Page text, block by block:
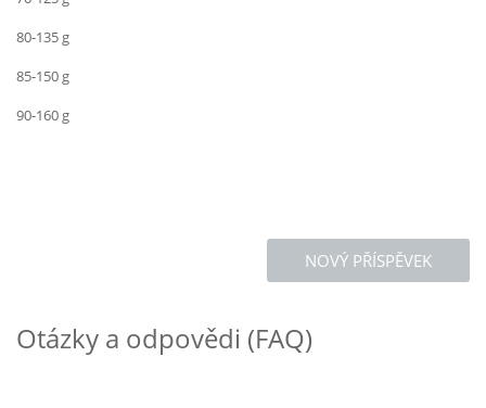
80-135 g
85-150 g
90-160 g
NOVÝ PŘÍSPĚVEK
Otázky a odpovědi (FAQ)